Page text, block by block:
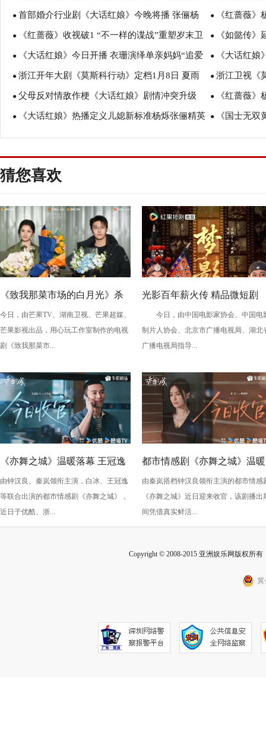
名义》居热度榜榜首 姜妍欢乐开年
● 首部婚介行业剧《大话红娘》今晚将播 张俪杨
烁教你花式相亲
● 《红蔷薇
潜伏战
● 《红蔷薇》收视破1 “不一样的谍战”重塑岁末卫
视格局
● 《如懿传
你追？
● 《大话红娘》今日开播 衣珊演绎单亲妈妈“追爱
记”
● 《大话红
匠心独运缔造
● 浙江开年大剧《莫斯科行动》定档1月8日 夏雨
带队全实力阵容见证中国力量
● 浙江卫视《
捕”与劫匪正
● 父母反对情敌作梗《大话红娘》剧情冲突升级 ● 《红蔷薇
水险窒息
● 《大话红娘》热播定义儿媳新标准杨烁张俪精英
CP受热捧
● 《国士无
数
猜您喜欢
《致我那菜市场的白月光》杀
青 张婧仪陈靖可心向野互成光
今日，由芒果TV、湖南卫视、芒果超媒、
芒果影视出品，用心玩工作室制作的电视
剧《致我那菜市...
光影百年薪火传 精品微短剧
《梦影》定档 敬贺中国电影
周年
今日，由中国电影家协会、中国电
制片人协会、北京市广播电视局、湖北
广播电视局指导...
《亦舞之城》温暖落幕 王冠逸
诠释出成年人的克制与深情
由钟汉良、秦岚领衔主演，白冰、王冠逸
等联合出演的都市情感剧《亦舞之城》，
近日于优酷、浙...
都市情感剧《亦舞之城》温暖
收官 秦岚以克制感演技打动
众
由秦岚搭档钟汉良领衔主演的都市情感
《亦舞之城》近日迎来收官，该剧播出
间凭借真实鲜活...
Copyright © 2008-2015 亚洲娱乐网版权所
冀